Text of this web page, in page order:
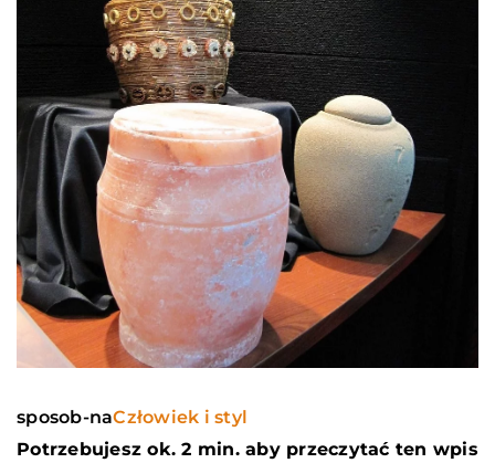
sposob-naCzłowiek i styl
Potrzebujesz ok. 2 min. aby przeczytać ten wpis